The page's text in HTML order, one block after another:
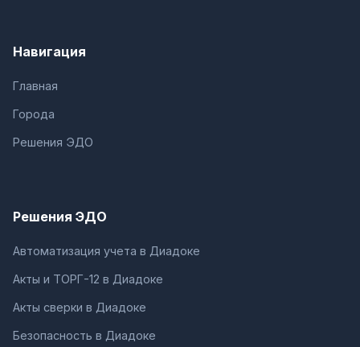
Навигация
Главная
Города
Решения ЭДО
Решения ЭДО
Автоматизация учета в Диадоке
Акты и ТОРГ-12 в Диадоке
Акты сверки в Диадоке
Безопасность в Диадоке